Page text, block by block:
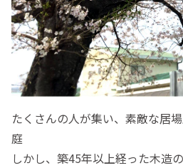
たくさんの人が集い、素敵な居
庭
しかし、築45年以上経った木造